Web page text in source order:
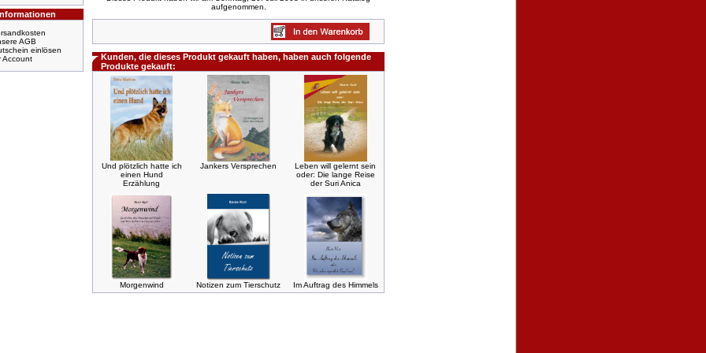
AGB
einlösen
Account
aufgenommen.
Kunden, die dieses Produkt gekauft haben, haben auch folgende
Produkte gekauft:
Und plötzlich hatte ich
einen Hund
Erzählung
Jankers Versprechen
Leben will gelernt sein
oder: Die lange Reise
der Suri Anica
Morgenwind Notizen zum Tierschutz Im Auftrag des Himmels